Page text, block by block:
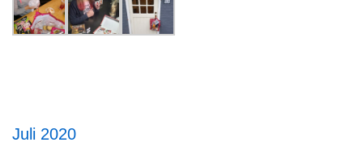
Juli 2020